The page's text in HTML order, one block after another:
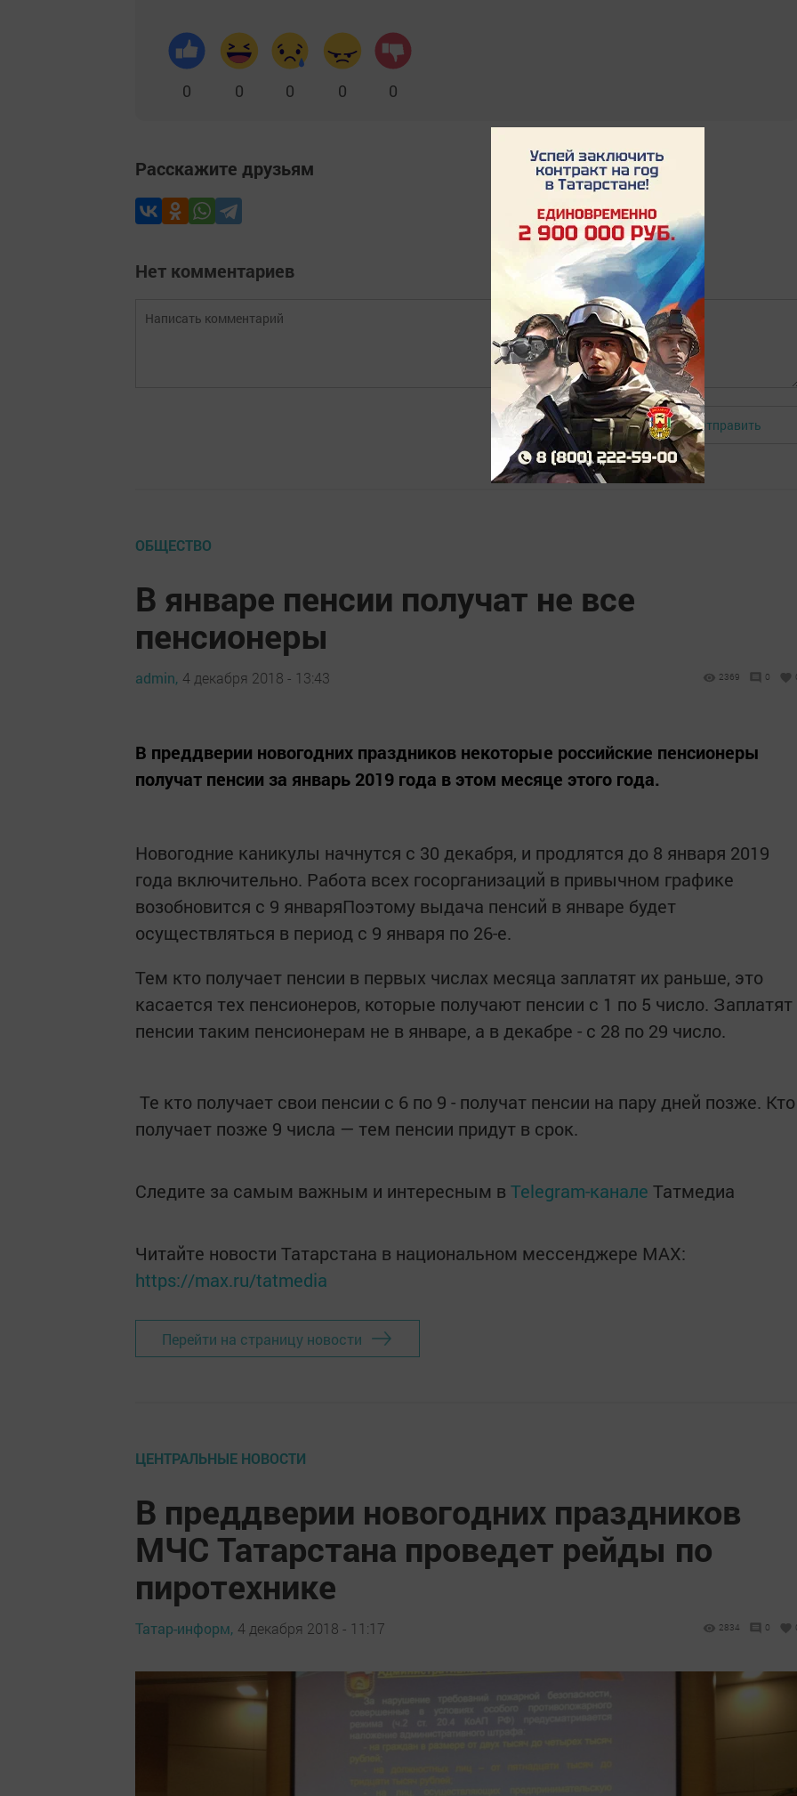
0 0 0 0 0
Расскажите друзьям
Нет комментариев
Авторизоваться Отправить
ОБЩЕСТВО
В январе пенсии получат не все
пенсионеры
admin, 4 декабря 2018 - 13:43 2369 0
В преддверии новогодних праздников некоторые российские пенсионеры
получат пенсии за январь 2019 года в этом месяце этого года.
Новогодние каникулы начнутся с 30 декабря, и продлятся до 8 января 2019
года включительно. Работа всех госорганизаций в привычном графике
возобновится с 9 январяПоэтому выдача пенсий в январе будет
осуществляться в период с 9 января по 26-е.
Тем кто получает пенсии в первых числах месяца заплатят их раньше, это
касается тех пенсионеров, которые получают пенсии с 1 по 5 число. Заплатят
пенсии таким пенсионерам не в январе, а в декабре - с 28 по 29 число.
Те кто получает свои пенсии с 6 по 9 - получат пенсии на пару дней позже. Кто
получает позже 9 числа — тем пенсии придут в срок.
Следите за самым важным и интересным в Telegram-канале Татмедиа
Читайте новости Татарстана в национальном мессенджере MАХ:
https://max.ru/tatmedia
Перейти на страницу новости
ЦЕНТРАЛЬНЫЕ НОВОСТИ
В преддверии новогодних праздников
МЧС Татарстана проведет рейды по
пиротехнике
Татар-информ, 4 декабря 2018 - 11:17 2834 0